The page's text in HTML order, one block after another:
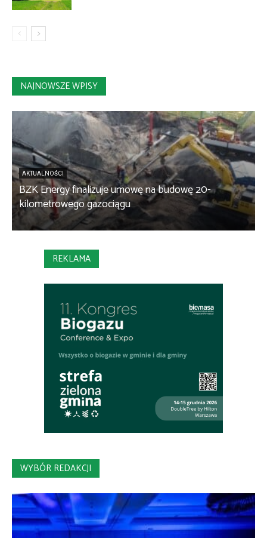
NAJNOWSZE WPISY
AKTUALNOŚCI
BZK Energy finalizuje umowę na budowę 20-
kilometrowego gazociągu
REKLAMA
WYBÓR REDAKCJI